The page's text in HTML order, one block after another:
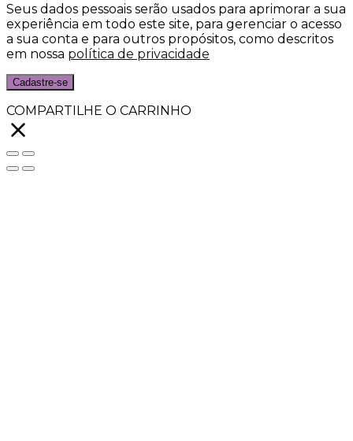
Seus dados pessoais serão usados para aprimorar a sua
experiência em todo este site, para gerenciar o acesso
a sua conta e para outros propósitos, como descritos
em nossa política de privacidade
Cadastre-se
COMPARTILHE O CARRINHO